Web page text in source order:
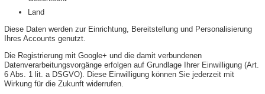
Land
Diese Daten werden zur Einrichtung, Bereitstellung und Personalisierung
Ihres Accounts genutzt.
Die Registrierung mit Google+ und die damit verbundenen
Datenverarbeitungsvorgänge erfolgen auf Grundlage Ihrer Einwilligung (Art.
6 Abs. 1 lit. a DSGVO). Diese Einwilligung können Sie jederzeit mit
Wirkung für die Zukunft widerrufen.